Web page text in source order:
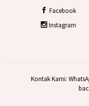
Facebook
Instagram
Kontak Kami: